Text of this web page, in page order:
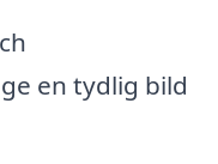
en tydlig bild